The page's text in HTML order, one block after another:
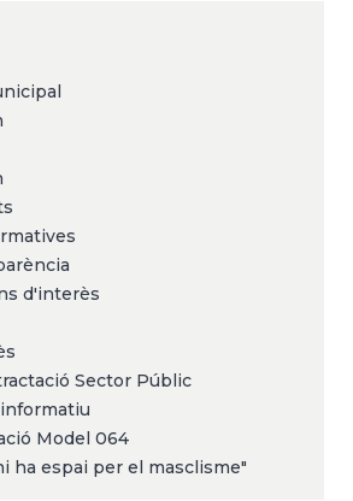
d'interès
Sector Públic
Model 064
ha espai per el masclisme"